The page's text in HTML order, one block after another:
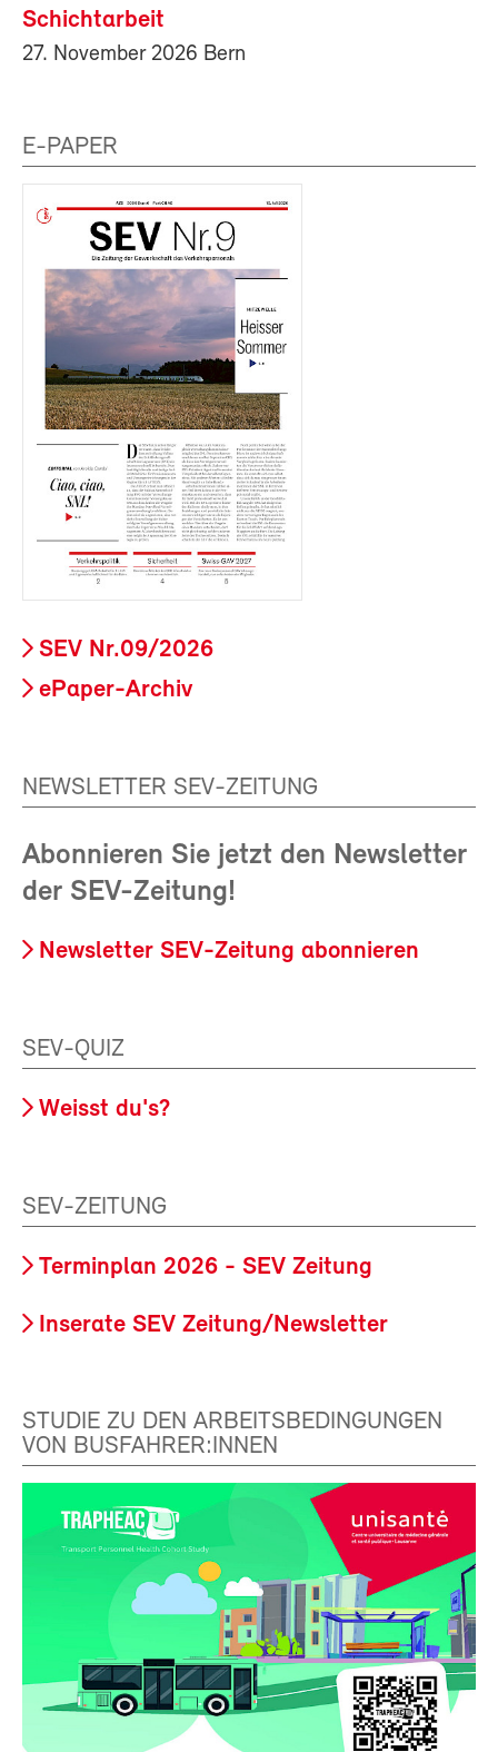
Schichtarbeit
27. November 2026 Bern
E-PAPER
SEV Nr.09/2026
ePaper-Archiv
NEWSLETTER SEV-ZEITUNG
Abonnieren Sie jetzt den Newsletter
der SEV-Zeitung!
Newsletter SEV-Zeitung abonnieren
SEV-QUIZ
Weisst du's?
SEV-ZEITUNG
Terminplan 2026 - SEV Zeitung
Inserate SEV Zeitung/Newsletter
STUDIE ZU DEN ARBEITSBEDINGUNGEN
VON BUSFAHRER:INNEN